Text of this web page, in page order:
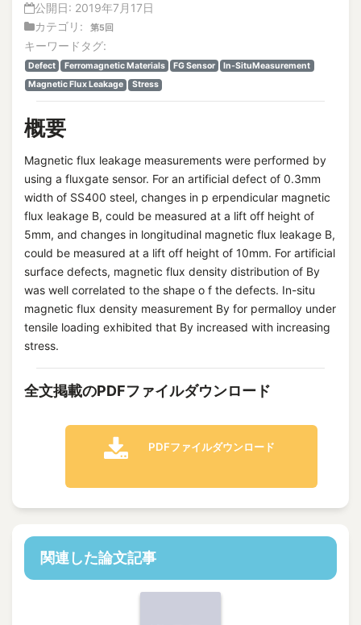
公開日: 2019年7月17日
カテゴリ:
第5回
キーワードタグ:
Defect Ferromagnetic Materials FG Sensor
In-SituMeasurement
Magnetic Flux Leakage
Stress
概要
Magnetic flux leakage measurements were performed by
using a fluxgate sensor. For an artificial defect of 0.3mm
width of SS400 steel, changes in p erpendicular magnetic
flux leakage B, could be measured at a lift off height of
5mm, and changes in longitudinal magnetic flux leakage B,
could be measured at a lift off height of 10mm. For artificial
surface defects, magnetic flux density distribution of By
was well correlated to the shape o f the defects. In-situ
magnetic flux density measurement By for permalloy under
tensile loading exhibited that By increased with increasing
stress.
全文掲載のPDFファイルダウンロード
PDFファイルダウンロード
関連した論文記事